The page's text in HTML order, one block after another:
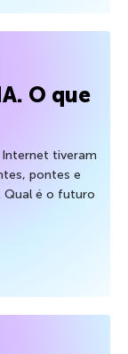
O que
Internet tiveram
pontes e
Qual é o futuro